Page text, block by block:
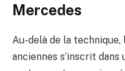
Mercedes
Au-delà de la technique,
anciennes s’inscrit dans